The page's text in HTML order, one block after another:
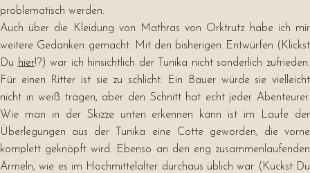
problematisch werden.
Auch über die Kleidung von Mathras von Orktrutz habe ich mir
weitere Gedanken gemacht. Mit den bisherigen Entwürfen (Klickst
Du hier!?) war ich hinsichtlich der Tunika nicht sonderlich zufrieden.
Für einen Ritter ist sie zu schlicht. Ein Bauer würde sie vielleicht
nicht in weiß tragen, aber den Schnitt hat echt jeder Abenteurer.
Wie man in der Skizze unten erkennen kann ist im Laufe der
Überlegungen aus der Tunika eine Cotte geworden, die vorne
komplett geknöpft wird. Ebenso an den eng zusammenlaufenden
Ärmeln, wie es im Hochmittelalter durchaus üblich war (Kuckst Du